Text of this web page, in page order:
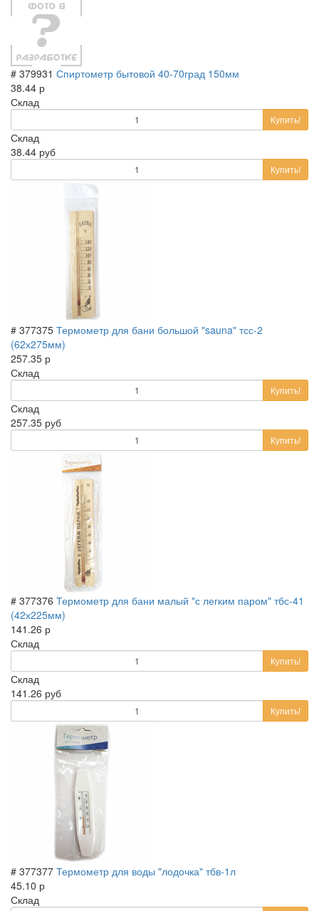
# 379931 Спиртометр бытовой 40-70град 150мм
38.44 р
Склад
Купить!
Склад
38.44 руб
Купить!
# 377375 Термометр для бани большой "sauna" тсс-2
(62х275мм)
257.35 р
Склад
Купить!
Склад
257.35 руб
Купить!
# 377376 Термометр для бани малый "с легким паром" тбс-41
(42х225мм)
141.26 р
Склад
Купить!
Склад
141.26 руб
Купить!
# 377377 Термометр для воды "лодочка" тбв-1л
45.10 р
Склад